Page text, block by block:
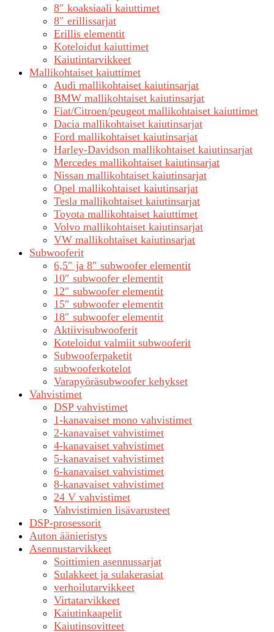
8″ koaksiaali kaiuttimet
8″ erillissarjat
Erillis elementit
Koteloidut kaiuttimet
Kaiutintarvikkeet
Mallikohtaiset kaiuttimet
Audi mallikohtaiset kaiutinsarjat
BMW mallikohtaiset kaiutinsarjat
Fiat/Citroen/peugeot mallikohtaiset kaiuttimet
Dacia mallikohtaiset kaiutinsarjat
Ford mallikohtaiset kaiutinsarjat
Harley-Davidson mallikohtaiset kaiutinsarjat
Mercedes mallikohtaiset kaiutinsarjat
Nissan mallikohtaiset kaiutinsarjat
Opel mallikohtaiset kaiutinsarjat
Tesla mallikohtaiset kaiutinsarjat
Toyota mallikohtaiset kaiuttimet
Volvo mallikohtaiset kaiutinsarjat
VW mallikohtaiset kaiutinsarjat
Subwooferit
6,5″ ja 8″ subwoofer elementit
10″ subwoofer elementit
12″ subwoofer elementit
15″ subwoofer elementit
18″ subwoofer elementit
Aktiivisubwooferit
Koteloidut valmiit subwooferit
Subwooferpaketit
subwooferkotelot
Varapyöräsubwoofer kehykset
Vahvistimet
DSP vahvistimet
1-kanavaiset mono vahvistimet
2-kanavaiset vahvistimet
4-kanavaiset vahvistimet
5-kanavaiset vahvistimet
6-kanavaiset vahvistimet
8-kanavaiset vahvistimet
24 V vahvistimet
Vahvistimien lisävarusteet
DSP-prosessorit
Auton äänieristys
Asennustarvikkeet
Soittimien asennussarjat
Sulakkeet ja sulakerasiat
verhoilutarvikkeet
Virtatarvikkeet
Kaiutinkaapelit
Kaiutinsovitteet